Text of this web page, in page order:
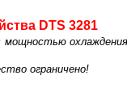
DTS 3281
ограничено!